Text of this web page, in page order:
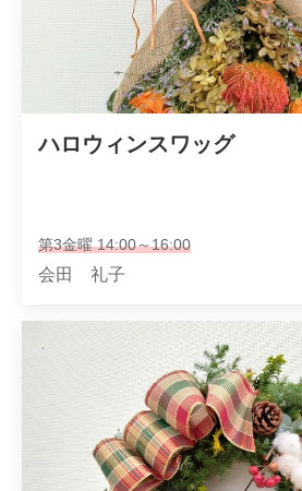
ハロウィンスワッグ
第3金曜 14:00～16:00
会田 礼子